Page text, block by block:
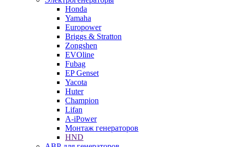
Honda
Yamaha
Europower
Briggs & Stratton
Zongshen
EVOline
Fubag
EP Genset
Yacota
Huter
Champion
Lifan
A-iPower
Монтаж генераторов
HND